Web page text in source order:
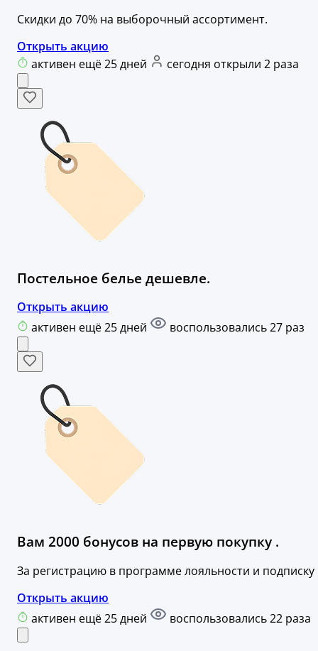
Скидки до 70% на выборочный ассортимент.
Открыть акцию
активен ещё 25 дней
сегодня открыли 2 раза
Постельное белье дешевле.
Открыть акцию
активен ещё 25 дней
воспользовались 27 раз
Вам 2000 бонусов на первую покупку .
За регистрацию в программе лояльности и подписку
Открыть акцию
активен ещё 25 дней
воспользовались 22 раза